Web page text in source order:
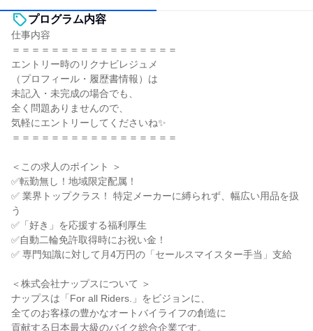
プログラム内容
仕事内容
＝＝＝＝＝＝＝＝＝＝＝＝＝＝＝＝＝
エントリー時のリクナビレジュメ
（プロフィール・履歴書情報）は
未記入・未完成の場合でも、
全く問題ありませんので、
気軽にエントリーしてくださいね✨
＝＝＝＝＝＝＝＝＝＝＝＝＝＝＝＝＝
＜この求人のポイント ＞
✅転勤無し！地域限定配属！
✅ 業界トップクラス！ 特定メーカーに縛られず、幅広い用品を扱
う
✅「好き」を応援する福利厚生
✅自動二輪免許取得時にお祝い金！
✅ 専門知識に対して月4万円の「セールスマイスター手当」支給
＜株式会社ナップスについて ＞
ナップスは「For all Riders.」をビジョンに、
全てのお客様の豊かなオートバイライフの創造に
貢献する日本最大級のバイク総合企業です。